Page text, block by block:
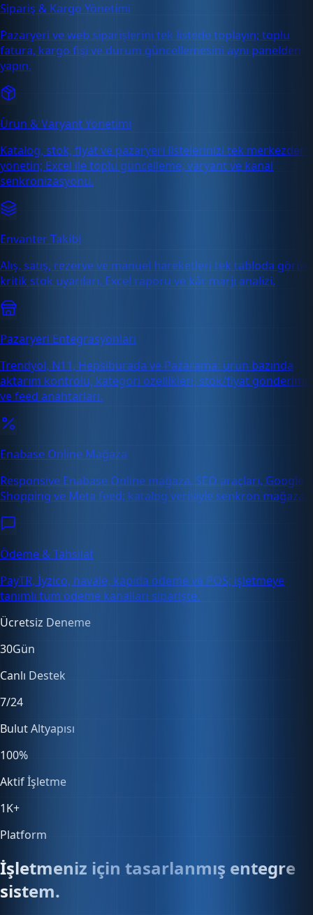
Pazaryeri ve web siparişlerini tek listede toplayın; toplu
fatura, kargo fişi ve durum güncellemesini aynı panelden
yapın.
Ürün & Varyant Yönetimi
Katalog, stok, fiyat ve pazaryeri listelerinizi tek merkezden
yönetin; Excel ile toplu güncelleme, varyant ve kanal
senkronizasyonu.
Envanter Takibi
Alış, satış, rezerve ve manuel hareketleri tek tabloda görün;
kritik stok uyarıları, Excel raporu ve kâr marjı analizi.
Pazaryeri Entegrasyonları
Trendyol, N11, Hepsiburada ve Pazarama: ürün bazında
aktarım kontrolü, kategori özellikleri, stok/fiyat gönderimi
ve feed anahtarları.
Enabase Online Mağaza
Responsive Enabase Online mağaza, SEO araçları, Google
Shopping ve Meta feed; katalog verisiyle senkron mağaza.
Ödeme & Tahsilat
PayTR, İyzico, havale, kapıda ödeme ve POS; işletmeye
tanımlı tüm ödeme kanalları siparişte.
Ücretsiz Deneme
30Gün
Canlı Destek
7/24
Bulut Altyapısı
100%
Aktif İşletme
1K+
Platform
İşletmeniz için tasarlanmış entegre
sistem.
Satıştan muhasebeye, stoktan entegrasyonlara — her